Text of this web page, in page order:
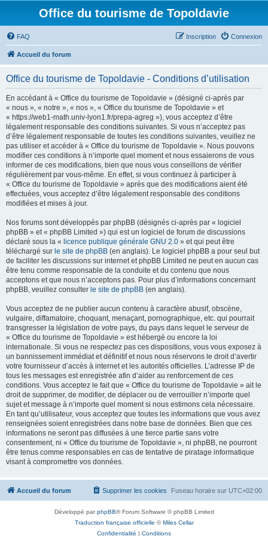
Office du tourisme de Topoldavie
FAQ Connexion
Inscription
Accueil du forum
Office du tourisme de Topoldavie - Conditions d’utilisation
En accédant à « Office du tourisme de Topoldavie » (désigné ci-après par
« nous », « notre », « nos », « Office du tourisme de Topoldavie » et
« https://web1-math.univ-lyon1.fr/prepa-agreg »), vous acceptez d’être
légalement responsable des conditions suivantes. Si vous n’acceptez pas
d’être légalement responsable de toutes les conditions suivantes, veuillez ne
pas utiliser et accéder à « Office du tourisme de Topoldavie ». Nous pouvons
modifier ces conditions à n’importe quel moment et nous essaierons de vous
informer de ces modifications, bien que nous vous conseillons de vérifier
régulièrement par vous-même. En effet, si vous continuez à participer à
« Office du tourisme de Topoldavie » après que des modifications aient été
effectuées, vous acceptez d’être légalement responsable des conditions
modifiées et mises à jour.
Nos forums sont développés par phpBB (désignés ci-après par « logiciel
phpBB » et « phpBB Limited ») qui est un logiciel de forum de discussions
déclaré sous la « licence publique générale GNU 2.0 » et qui peut être
téléchargé sur le site de phpBB (en anglais). Le logiciel phpBB a pour seul but
de faciliter les discussions sur internet et phpBB Limited ne peut en aucun cas
être tenu comme responsable de la conduite et du contenu que nous
acceptons et que nous n’acceptons pas. Pour plus d’informations concernant
phpBB, veuillez consulter le site de phpBB (en anglais).
Vous acceptez de ne publier aucun contenu à caractère abusif, obscène,
vulgaire, diffamatoire, choquant, menaçant, pornographique, etc. qui pourrait
transgresser la législation de votre pays, du pays dans lequel le serveur de
« Office du tourisme de Topoldavie » est hébergé ou encore la loi
internationale. Si vous ne respectez pas ces dispositions, vous vous exposez à
un bannissement immédiat et définitif et nous nous réservons le droit d’avertir
votre fournisseur d’accès à internet et les autorités officielles. L’adresse IP de
tous les messages est enregistrée afin d’aider au renforcement de ces
conditions. Vous acceptez le fait que « Office du tourisme de Topoldavie » ait le
droit de supprimer, de modifier, de déplacer ou de verrouiller n’importe quel
sujet et message à n’importe quel moment si nous estimons cela nécessaire.
En tant qu’utilisateur, vous acceptez que toutes les informations que vous avez
renseignées soient enregistrées dans notre base de données. Bien que ces
informations ne seront pas diffusées à une tierce partie sans votre
consentement, ni « Office du tourisme de Topoldavie », ni phpBB, ne pourront
être tenus comme responsables en cas de tentative de piratage informatique
visant à compromettre vos données.
Accueil du forum Fuseau horaire sur UTC+02:00
Supprimer les cookies
Développé parphpBB® Forum Software © phpBB Limited
Traduction française officielle ©Miles Cellar
Confidentialité | Conditions